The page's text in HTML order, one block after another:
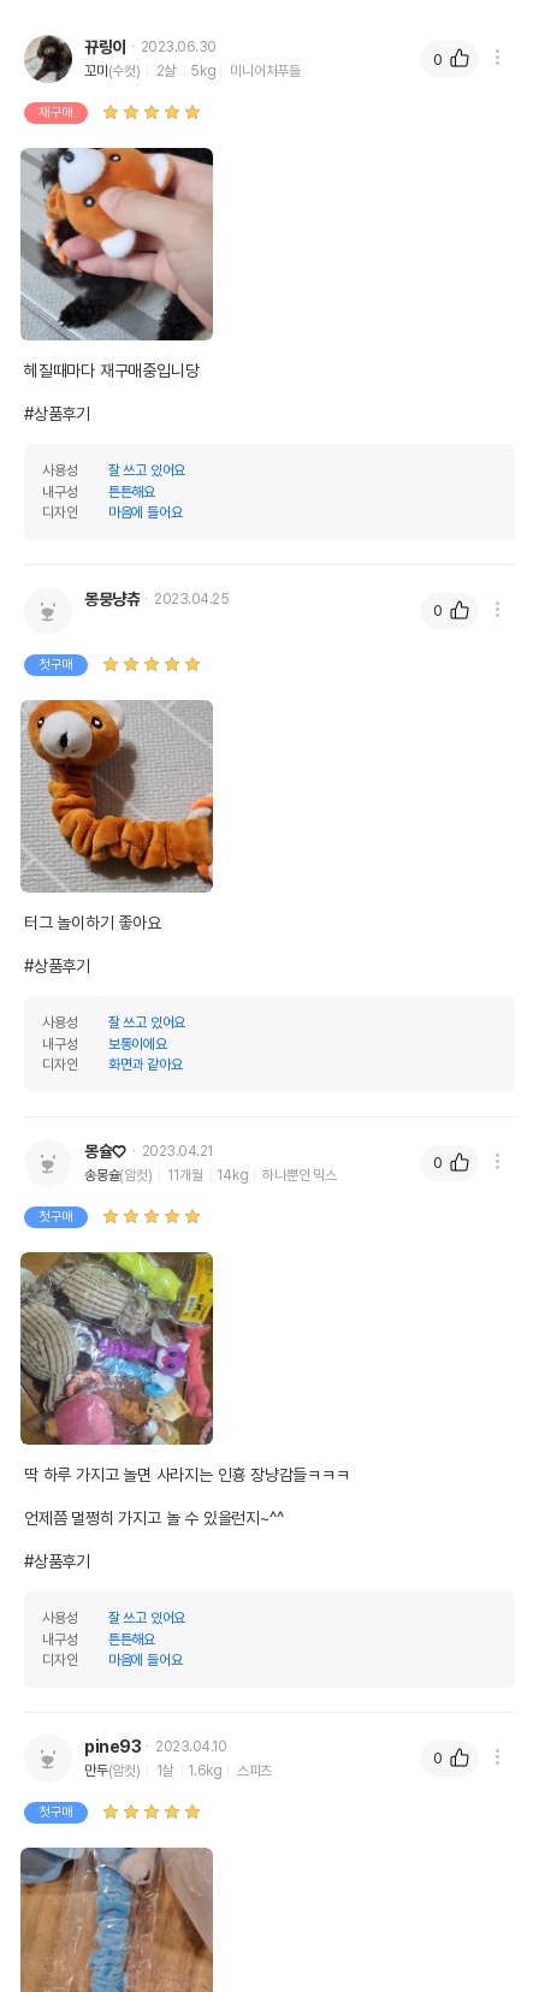
뀨링이
2023.06.30
꼬미 (수컷) 2살 5kg 미니어처푸들
재구매
헤질때마다 재구매중입니당
#상품후기
사용성
잘 쓰고 있어요
내구성
튼튼해요
디자인
마음에 들어요
0
몽뭉냥츄 2023.04.25
첫구매
터그 놀이하기 좋아요
#상품후기
사용성
잘 쓰고 있어요
내구성
보통이에요
디자인
화면과 같아요
0
몽슐♡
2023.04.21
송몽슐(암컷) 11개월 14kg 하나뿐인 믹스
첫구매
딱 하루 가지고 놀면 사라지는 인횽 장냥감들ㅋㅋㅋ
언제쯤 멀쩡히 가지고 놀 수 있을런지~^^
#상품후기
사용성
잘 쓰고 있어요
내구성
튼튼해요
디자인
마음에 들어요
0
pine93
2023.04.10
만두(암컷) 1살 1.6kg 스피츠
첫구매
0